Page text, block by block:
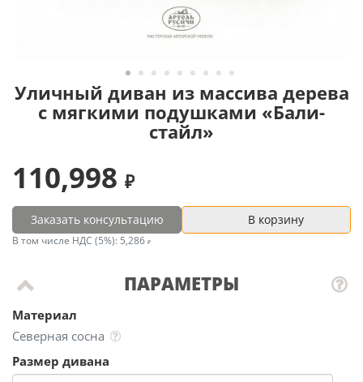
Уличный диван из массива дерева
с мягкими подушками «Бали-
стайл»
ПАРАМЕТРЫ
Материал
Северная сосна
Размер дивана
110,998
Заказать консультацию В корзину
В том числе НДС (5%): 5,286